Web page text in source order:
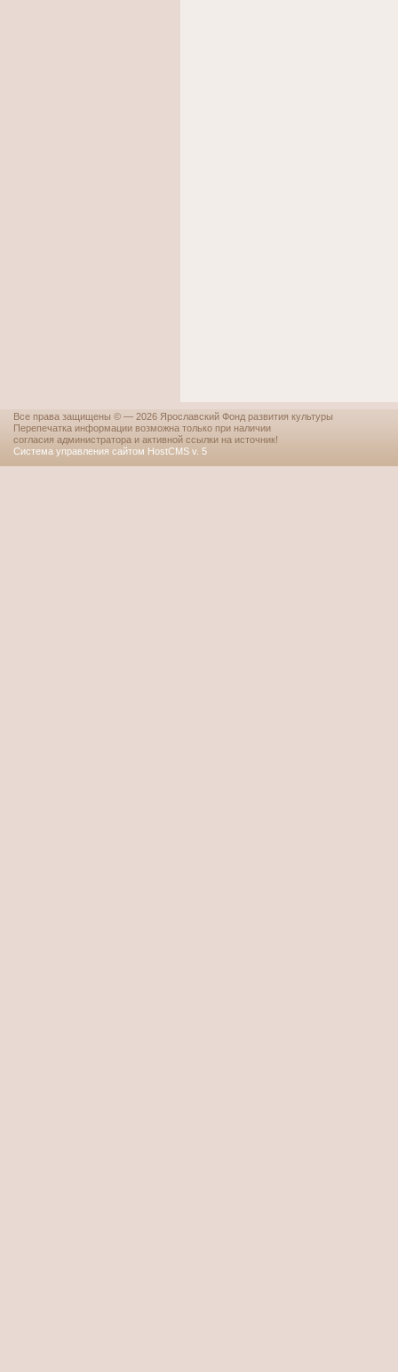
Все права защищены © — 2026 Ярославский Фонд развития культуры
Перепечатка информации возможна только при наличии
согласия администратора и активной ссылки на источник!
Система управления сайтом HostCMS v. 5